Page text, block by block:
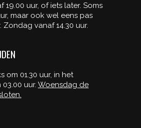
19.00 uur, of iets later. Soms
maar ook wel eens pas
Zondag vanaf 14.30 uur.
om 01.30 uur, in het
uur. Woensdag de